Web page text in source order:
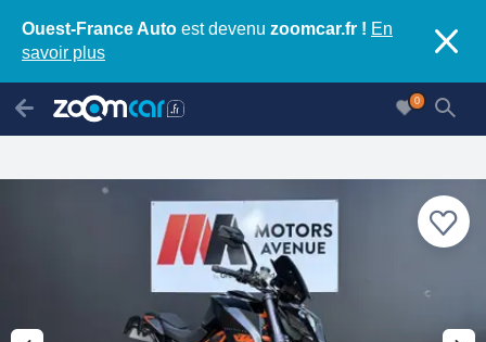
Ouest-France Auto est devenu zoomcar.fr ! En
savoir plus
0